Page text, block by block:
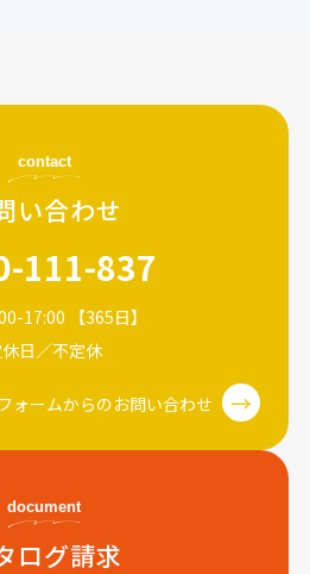
contact
い合わせ
111-837
17:00 【365日】
日／不定休
フォームからのお問い合わせ →
document
ログ請求